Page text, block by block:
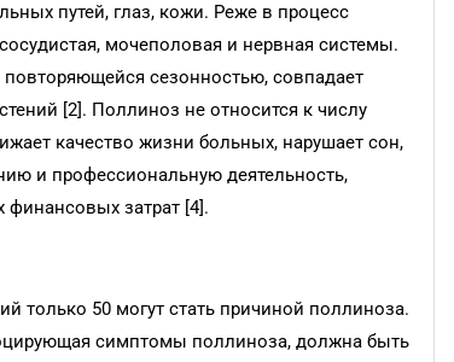
путей, глаз, кожи. Реже в процесс
мочеполовая и нервная системы.
повторяющейся сезонностью, совпадает
[2]. Поллиноз не относится к числу
качество жизни больных, нарушает сон,
и профессиональную деятельность,
финансовых затрат [4].
только 50 могут стать причиной поллиноза.
симптомы поллиноза, должна быть